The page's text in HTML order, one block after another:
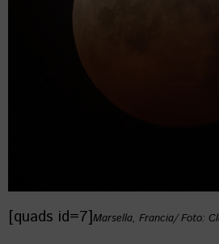
[quads id=7]Marsella, Francia/ Foto: